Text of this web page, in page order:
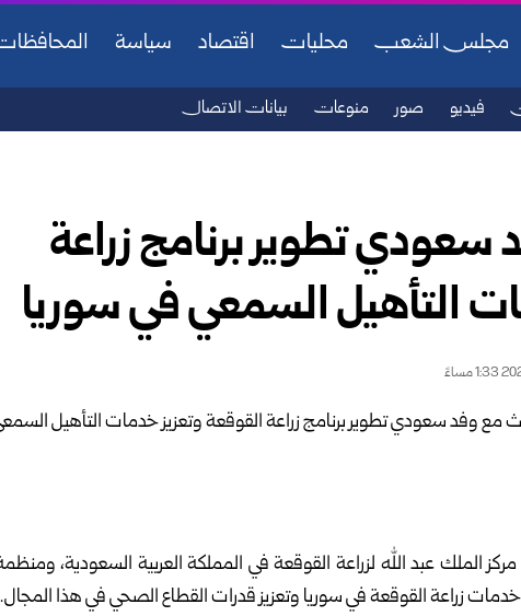
مجلس الشعب محليات اقتصاد سياسة
فيديو صور منوعات بيانات الاتصال
تطوير برنامج زراعة
‏التأهيل السمعي في سوريا
الملك عبد الله لزراعة ‏القوقعة في المملكة العربية السعودية،
زراعة القوقعة في سوريا وتعزيز قدرات القطاع ‏الصحي في هذا المجال.‏